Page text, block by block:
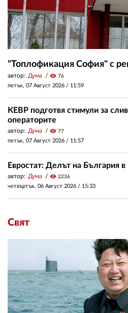
"Топлофикация София" с
автор: Дума visibility 76
петък, 07 Август 2026 / 11:59
КЕВР подготвя стимули за
операторите
автор: Дума visibility 77
петък, 07 Август 2026 / 11:57
Евростат: Делът на България
автор: Дума visibility 2236
четвъртък, 06 Август 2026 / 15:33
Свят